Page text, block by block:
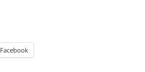
Facebook